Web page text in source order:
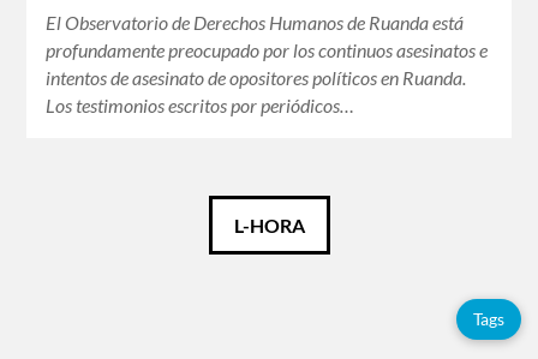
El Observatorio de Derechos Humanos de Ruanda está
profundamente preocupado por los continuos asesinatos e
intentos de asesinato de opositores políticos en Ruanda.
Los testimonios escritos por periódicos…
L-HORA
Tags